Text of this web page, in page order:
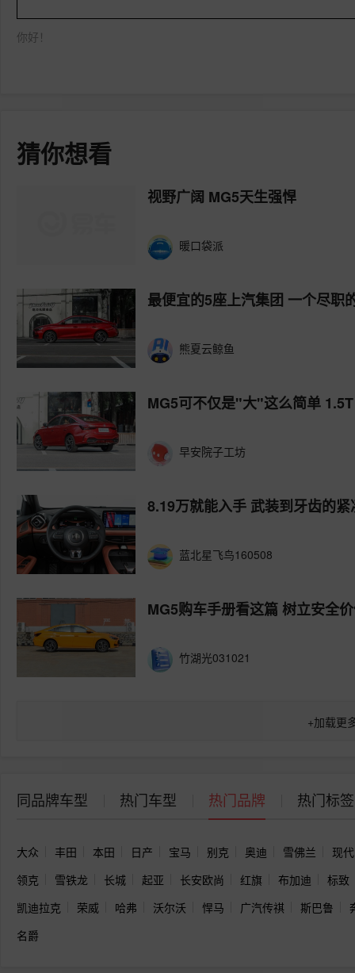
你好！
猜你想看
视野广阔 MG5天生强悍
暖口袋派
最便宜的5座上汽集团 一个尽职
熊夏云鲸鱼
MG5可不仅是"大"这么简单
早安院子工坊
8.19万就能入手 武装到牙齿的紧
蓝北星飞鸟160508
MG5购车手册看这篇 树立安全
竹湖光031021
+加载更
同品牌车型 热门车型 热门品牌 热门标签
大众 丰田 本田 日产 宝马 别克 奥迪 雪佛兰
现代
领克
雪铁龙 长城 起亚 长安欧尚 红旗 布加迪
标致
凯迪拉克
荣威 哈弗 沃尔沃 悍马 广汽传祺 斯巴鲁
名爵